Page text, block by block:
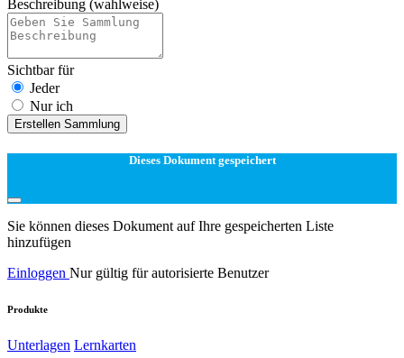
Beschreibung (wahlweise)
Sichtbar für
Jeder
Nur ich
Erstellen Sammlung
Dieses Dokument gespeichert
Sie können dieses Dokument auf Ihre gespeicherten Liste
hinzufügen
Einloggen Nur gültig für autorisierte Benutzer
Produkte
Unterlagen Lernkarten